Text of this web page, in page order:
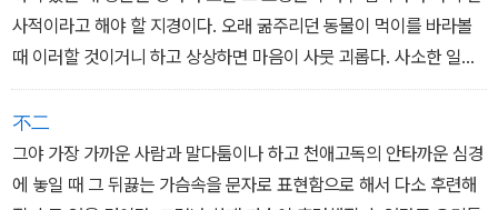
사적이라고 해야 할 지경이다. 오래 굶주리던 동물이 먹이를 바라볼
때 이러할 것이거니 하고 상상하면 마음이 사뭇 괴롭다. 사소한 일에
심각한 표정을 갖는 민족은 지극히 불행한 환경 속에 살아왔기 때문
일 것이고, 또 그러한 마음가짐 자체가 불행한 현재의 표상이며, 또 앞
으로 불행을 빚어내는 기틀이 될 것이다. (44)
不二
그야 가장 가까운 사람과 말다툼이나 하고 천애고독의 안타까운 심경
에 놓일 때 그 뒤끓는 가슴속을 문자로 표현함으로 해서 다소 후련해